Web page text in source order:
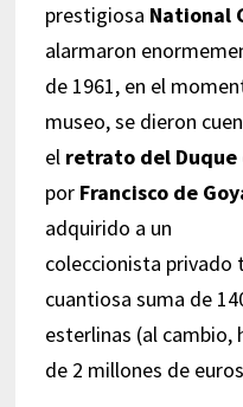
prestigiosa National
alarmaron
de 1961, en el
museo, se dieron
el retrato del
por Francisco de
adquirido a un
coleccionista privado
cuantiosa suma de
esterlinas (al cambio,
de 2 millones de